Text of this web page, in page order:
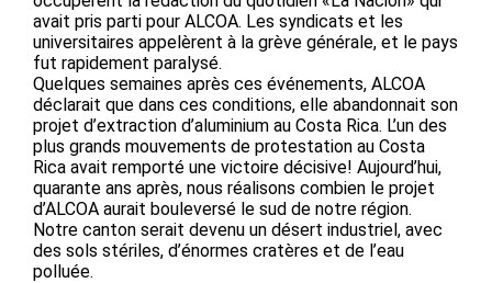
avait pris parti pour ALCOA. Les syndicats et les
universitaires appelèrent à la grève générale, et le pays
fut rapidement paralysé.
Quelques semaines après ces événements, ALCOA
déclarait que dans ces conditions, elle abandonnait son
projet d’extraction d’aluminium au Costa Rica. L’un des
plus grands mouvements de protestation au Costa
Rica avait remporté une victoire décisive! Aujourd’hui,
quarante ans après, nous réalisons combien le projet
d’ALCOA aurait bouleversé le sud de notre région.
Notre canton serait devenu un désert industriel, avec
des sols stériles, d’énormes cratères et de l’eau
polluée.